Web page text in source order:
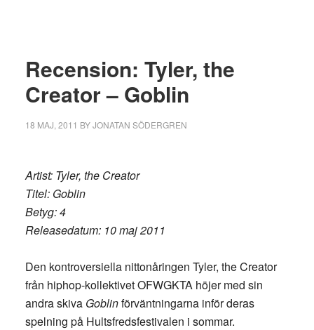
Recension: Tyler, the
Creator – Goblin
18 MAJ, 2011 BYJONATAN SÖDERGREN
Artist: Tyler, the Creator
Titel: Goblin
Betyg: 4
Releasedatum: 10 maj 2011
Den kontroversiella nittonåringen Tyler, the Creator
från hiphop-kollektivet OFWGKTA höjer med sin
andra skiva Goblinförväntningarna inför deras
spelning på Hultsfredsfestivalen i sommar.